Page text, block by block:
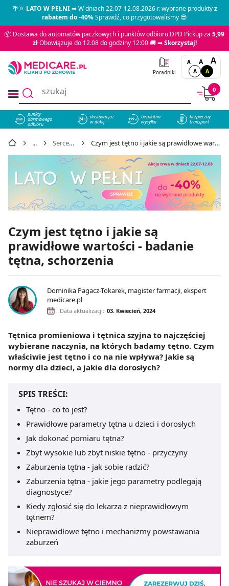
🌴🌞LATO W PEŁNI➡ W dniach 22.07-12.08.2026 r. wybrane produktyz
rabatem do -40%Sprawdź, co przygotowaliśmy 😎
📦 Dostawa do automatów paczkowych i punktów odbioru DPD Pickup za 5,99
złObowiązuje do 12.08 do godziny 12:00 🚚 ➡Skorzystaj!
Poradniki
A A A
A A
0
858
punkty
darmowego
odbioru
dostawa już
w dobę
bezpłatna
wysyłka
bezpieczny
transport
Serce i krążenie Czym jest tętno i jakie są prawidłowe wartości - badanie tętna, schorzenia
Czym jest tętno i jakie są
prawidłowe wartości - badanie
tętna, schorzenia
Dominika Pagacz-Tokarek, magister farmacji, ekspert
medicare.pl
Data aktualizacji: 03. Kwiecień, 2024
Tętnica promieniowa i tętnica szyjna to najczęściej
wybierane naczynia, na których badamy tętno. Czym
właściwie jest tętno i co na nie wpływa? Jakie są
normy dla dzieci, a jakie dla dorosłych?
SPIS TREŚCI:
Tętno - co to jest?
Prawidłowe parametry tętna u dzieci i dorosłych
Jak dokonać pomiaru tętna?
Zbyt wysokie lub zbyt niskie tętno - przyczyny
Zaburzenia tętna - jak sobie radzić?
Zaburzenia tętna - jakie jego parametry podlegają
diagnostyce?
Kiedy zgłosić się do lekarza z nieprawidłowym
tętnem?
Nieprawidłowe tętno i mechanizmy powstawania
zaburzeń